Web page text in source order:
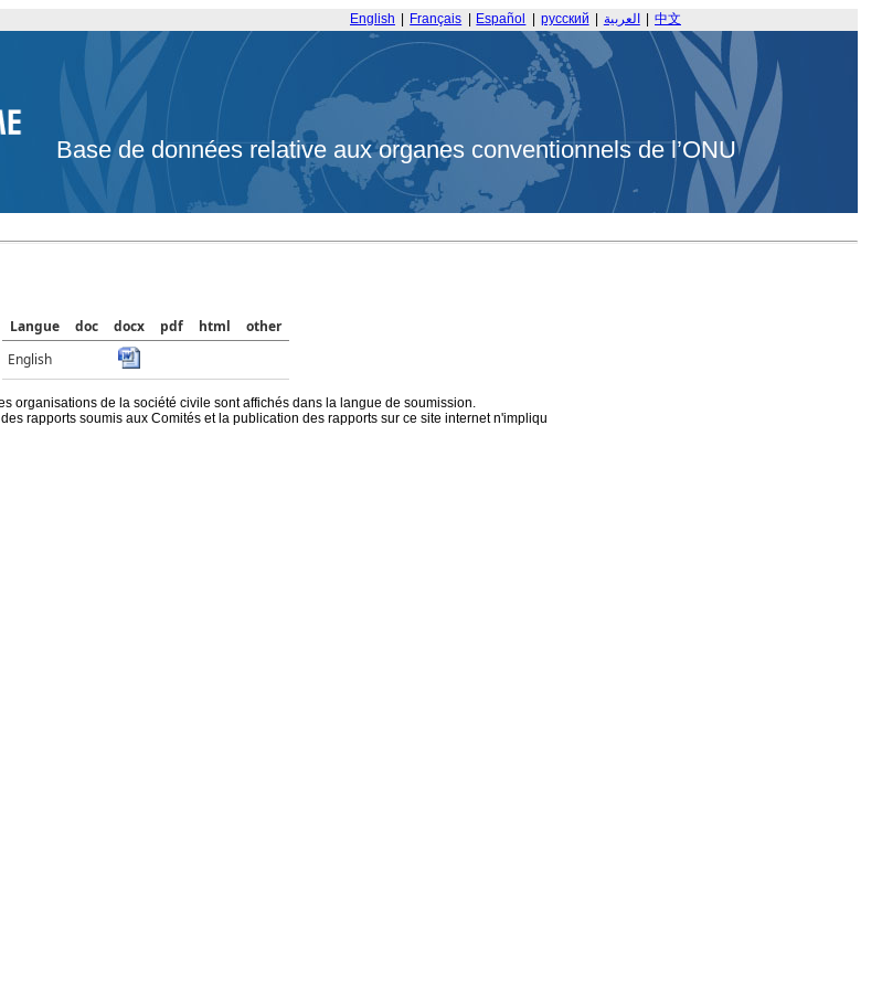
English Français Español русский العربية 中文
Base de données relative aux organes conventionnels de l’ONU
Langue doc docx pdf html
other
English
organisations de la société civile sont affichés dans la langue de soumission.
rapports soumis aux Comités et la publication des rapports sur ce site internet n'impliqu